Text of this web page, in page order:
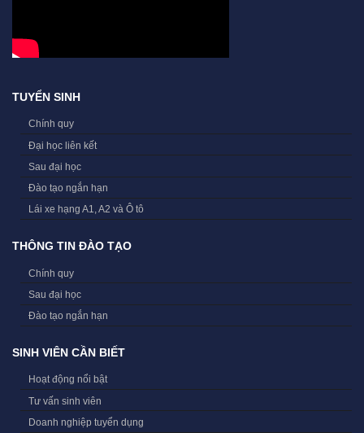
TUYỂN SINH
Chính quy
Đại học liên kết
Sau đại học
Đào tạo ngắn hạn
Lái xe hạng A1, A2 và Ô tô
THÔNG TIN ĐÀO TẠO
Chính quy
Sau đại học
Đào tạo ngắn hạn
SINH VIÊN CẦN BIẾT
Hoạt động nổi bật
Tư vấn sinh viên
Doanh nghiệp tuyển dụng